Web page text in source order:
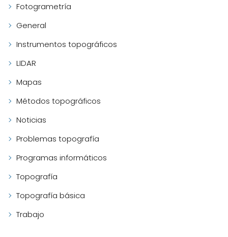
Fotogrametría
General
Instrumentos topográficos
LIDAR
Mapas
Métodos topográficos
Noticias
Problemas topografía
Programas informáticos
Topografía
Topografía básica
Trabajo